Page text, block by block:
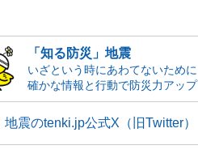
「知る防災」地震
いざという時にあわてないために
確かな情報と行動で防災力アップ
地震のtenki.jp公式X（旧Twitter）